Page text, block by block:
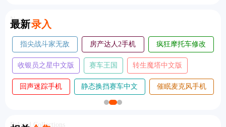
最新录入
New
五千元创业 球球旅行记飞机大厨 单机推理杀
超人飞行模拟器手
机版
变色龙躲猫猫手
机版
我是创造者手
机版
我是鸟手机
趣味跳跃模拟器手机
版
王牌竞速vivo渠道
Related Collections